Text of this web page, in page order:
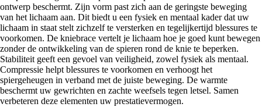
ontwerp beschermt. Zijn vorm past zich aan de geringste beweging
van het lichaam aan. Dit biedt u een fysiek en mentaal kader dat uw
lichaam in staat stelt zichzelf te versterken en tegelijkertijd blessures te
voorkomen. De kniebrace vertelt je lichaam hoe je goed kunt bewegen
zonder de ontwikkeling van de spieren rond de knie te beperken.
Stabiliteit geeft een gevoel van veiligheid, zowel fysiek als mentaal.
Compressie helpt blessures te voorkomen en verhoogt het
spiergeheugen in verband met de juiste beweging. De warmte
beschermt uw gewrichten en zachte weefsels tegen letsel. Samen
verbeteren deze elementen uw prestatievermogen.